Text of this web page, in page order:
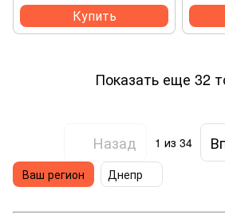
Купить
Показать еще 32
Назад 1 из 34
Ваш регион Днепр